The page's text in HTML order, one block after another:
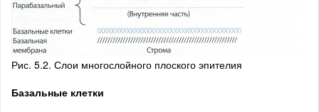
Рис. 5.2. Слои многослойного плоского эпителия
Базальные клетки